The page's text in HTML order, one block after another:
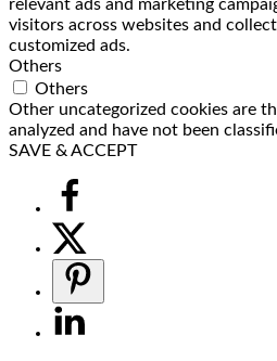
relevant ads and marketing
visitors across websites and
customized ads.
Others
Others
Other uncategorized cookies are
analyzed and have not been
SAVE & ACCEPT